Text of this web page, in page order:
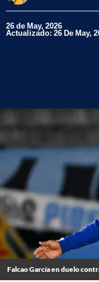
26 de May, 2026
Actualizado: 26 De May,
Falcao García en duelo